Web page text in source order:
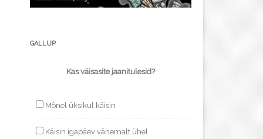
GALLUP
Kas väisasite jaanitulesid?
Mõnel üksikul käisin
Käisin igapäev vähemalt ühel